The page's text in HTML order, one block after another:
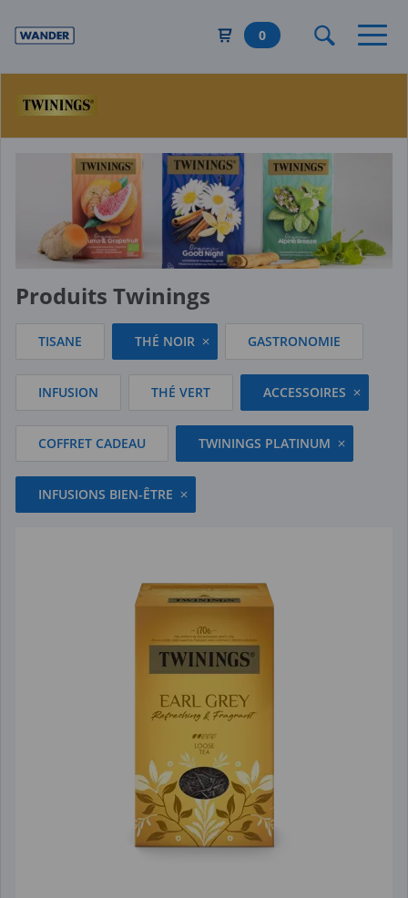
au
principal
0
Produits Twinings
TISANE THÉ NOIR GASTRONOMIE
INFUSION THÉ VERT ACCESSOIRES
COFFRET CADEAU TWININGS PLATINUM
INFUSIONS BIEN-ÊTRE